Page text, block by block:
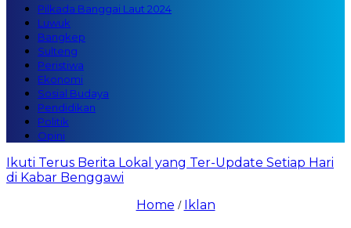
Pilkada Banggai Laut 2024
Luwuk
Bangkep
Sulteng
Peristiwa
Ekonomi
Sosial Budaya
Pendidikan
Politik
Opini
Ikuti Terus Berita Lokal yang Ter-Update Setiap Hari
di Kabar Benggawi
Home / Iklan